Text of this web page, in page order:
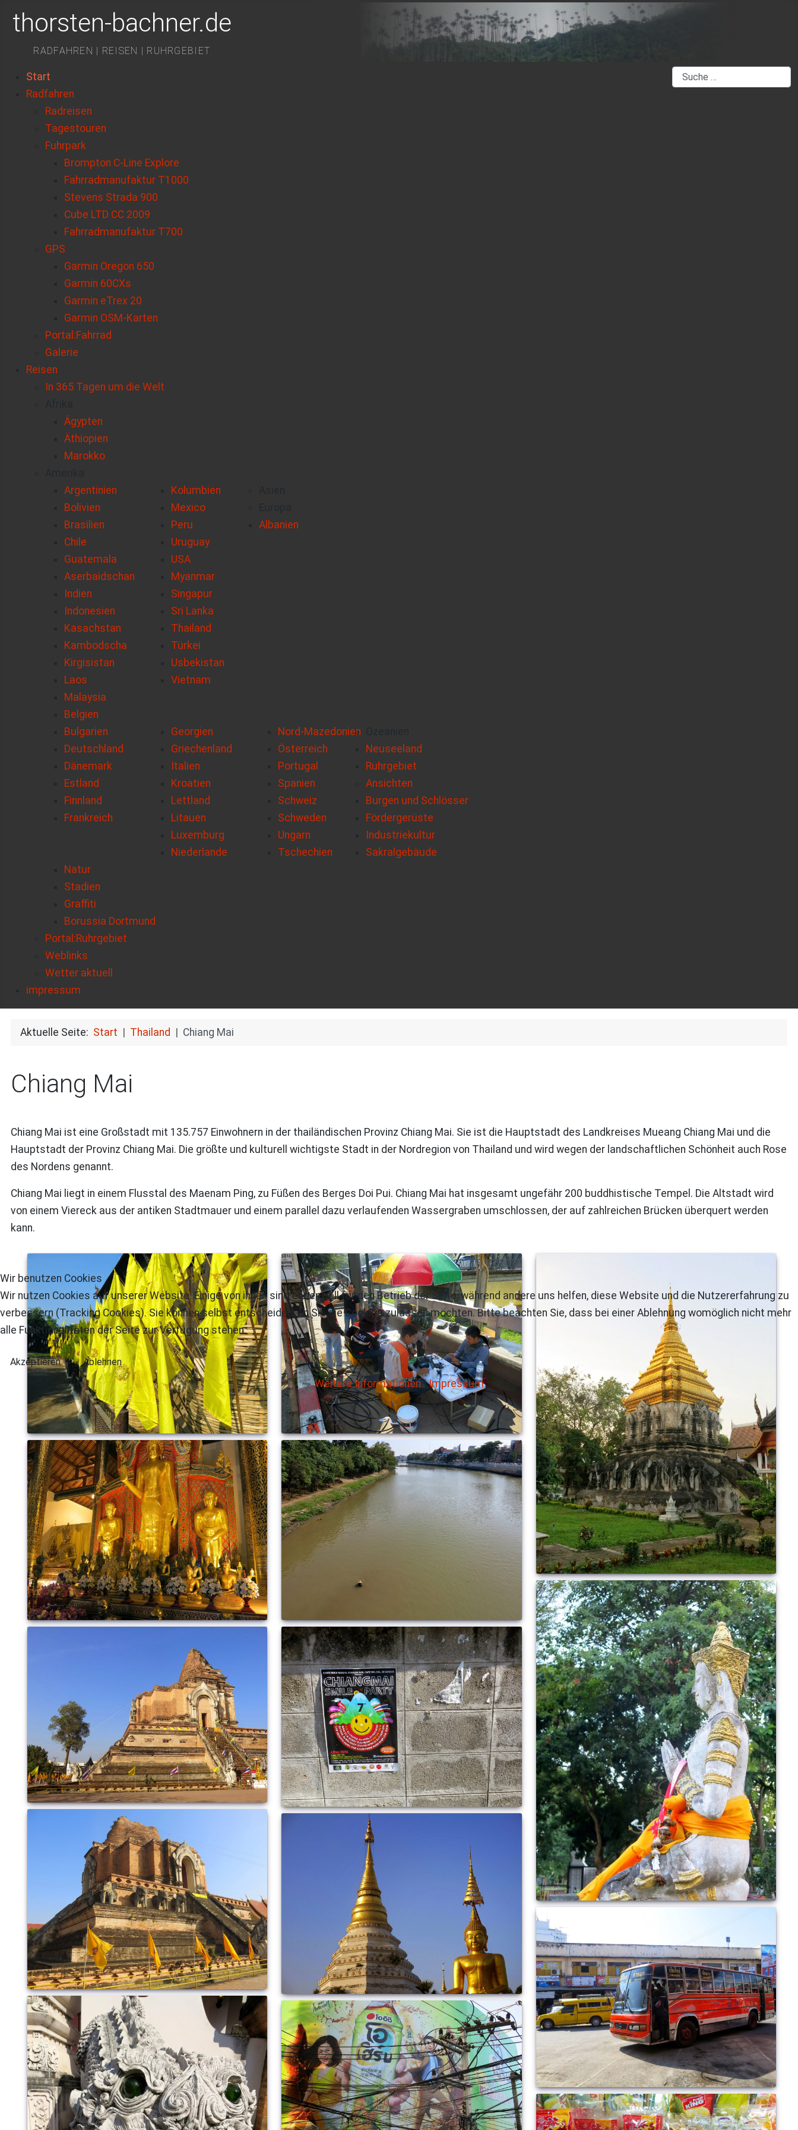
thorsten-bachner.de
RADFAHREN | REISEN | RUHRGEBIET
Start
Radfahren
Radreisen
Tagestouren
Fuhrpark
Brompton C-Line Explore
Fahrradmanufaktur T1000
Stevens Strada 900
Cube LTD CC 2009
Fahrradmanufaktur T700
GPS
Garmin Oregon 650
Garmin 60CXs
Garmin eTrex 20
Garmin OSM-Karten
Portal:Fahrrad
Galerie
Reisen
In 365 Tagen um die Welt
Ägypten
Äthiopien
Marokko
Argentinien
Bolivien
Brasilien
Chile
Guatemala
Kolumbien
Mexico
Peru
Uruguay
USA
Aserbaidschan
Indien
Indonesien
Kasachstan
Kambodscha
Kirgisistan
Laos
Malaysia
Myanmar
Singapur
Sri Lanka
Thailand
Türkei
Usbekistan
Vietnam
Albanien
Belgien
Bulgarien
Deutschland
Dänemark
Estland
Finnland
Frankreich
Georgien
Griechenland
Italien
Kroatien
Lettland
Litauen
Luxemburg
Niederlande
Nord-Mazedonien
Österreich
Portugal
Spanien
Schweiz
Schweden
Ungarn
Tschechien
Neuseeland
Ruhrgebiet
Ansichten
Burgen und Schlösser
Fördergerüste
Industriekultur
Sakralgebäude
Natur
Stadien
Graffiti
Borussia Dortmund
Portal:Ruhrgebiet
Weblinks
Wetter aktuell
impressum
Suchen
Aktuelle Seite: Start Thailand Chiang Mai
Chiang Mai
Chiang Mai ist eine Großstadt mit 135.757 Einwohnern in der thailändischen Provinz Chiang Mai. Sie ist die Hauptstadt des Landkreises Mueang Chiang Mai und die
Hauptstadt der Provinz Chiang Mai. Die größte und kulturell wichtigste Stadt in der Nordregion von Thailand und wird wegen der landschaftlichen Schönheit auch Rose
des Nordens genannt.
Chiang Mai liegt in einem Flusstal des Maenam Ping, zu Füßen des Berges Doi Pui. Chiang Mai hat insgesamt ungefähr 200 buddhistische Tempel. Die Altstadt wird
von einem Viereck aus der antiken Stadtmauer und einem parallel dazu verlaufenden Wassergraben umschlossen, der auf zahlreichen Brücken überquert werden
kann.
Wir benutzen Cookies
Wir nutzen Cookies auf unserer Website. Einige von ihnen sind essenziell für den Betrieb der Seite, während andere uns helfen, diese Website und die Nutzererfahrung zu
verbessern (Tracking Cookies). Sie können selbst entscheiden, ob Sie die Cookies zulassen möchten. Bitte beachten Sie, dass bei einer Ablehnung womöglich nicht mehr
alle Funktionalitäten der Seite zur Verfügung stehen.
Akzeptieren Ablehnen
Weitere Informationen|Impressum